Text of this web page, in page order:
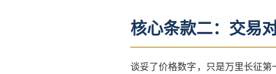
核心条款二：交易
谈妥了价格数字，只是万里长征